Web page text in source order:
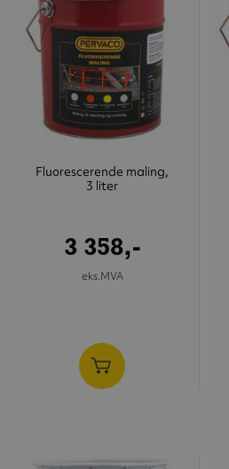
Fluorescerende maling,
3 liter
3 358,-
eks.MVA